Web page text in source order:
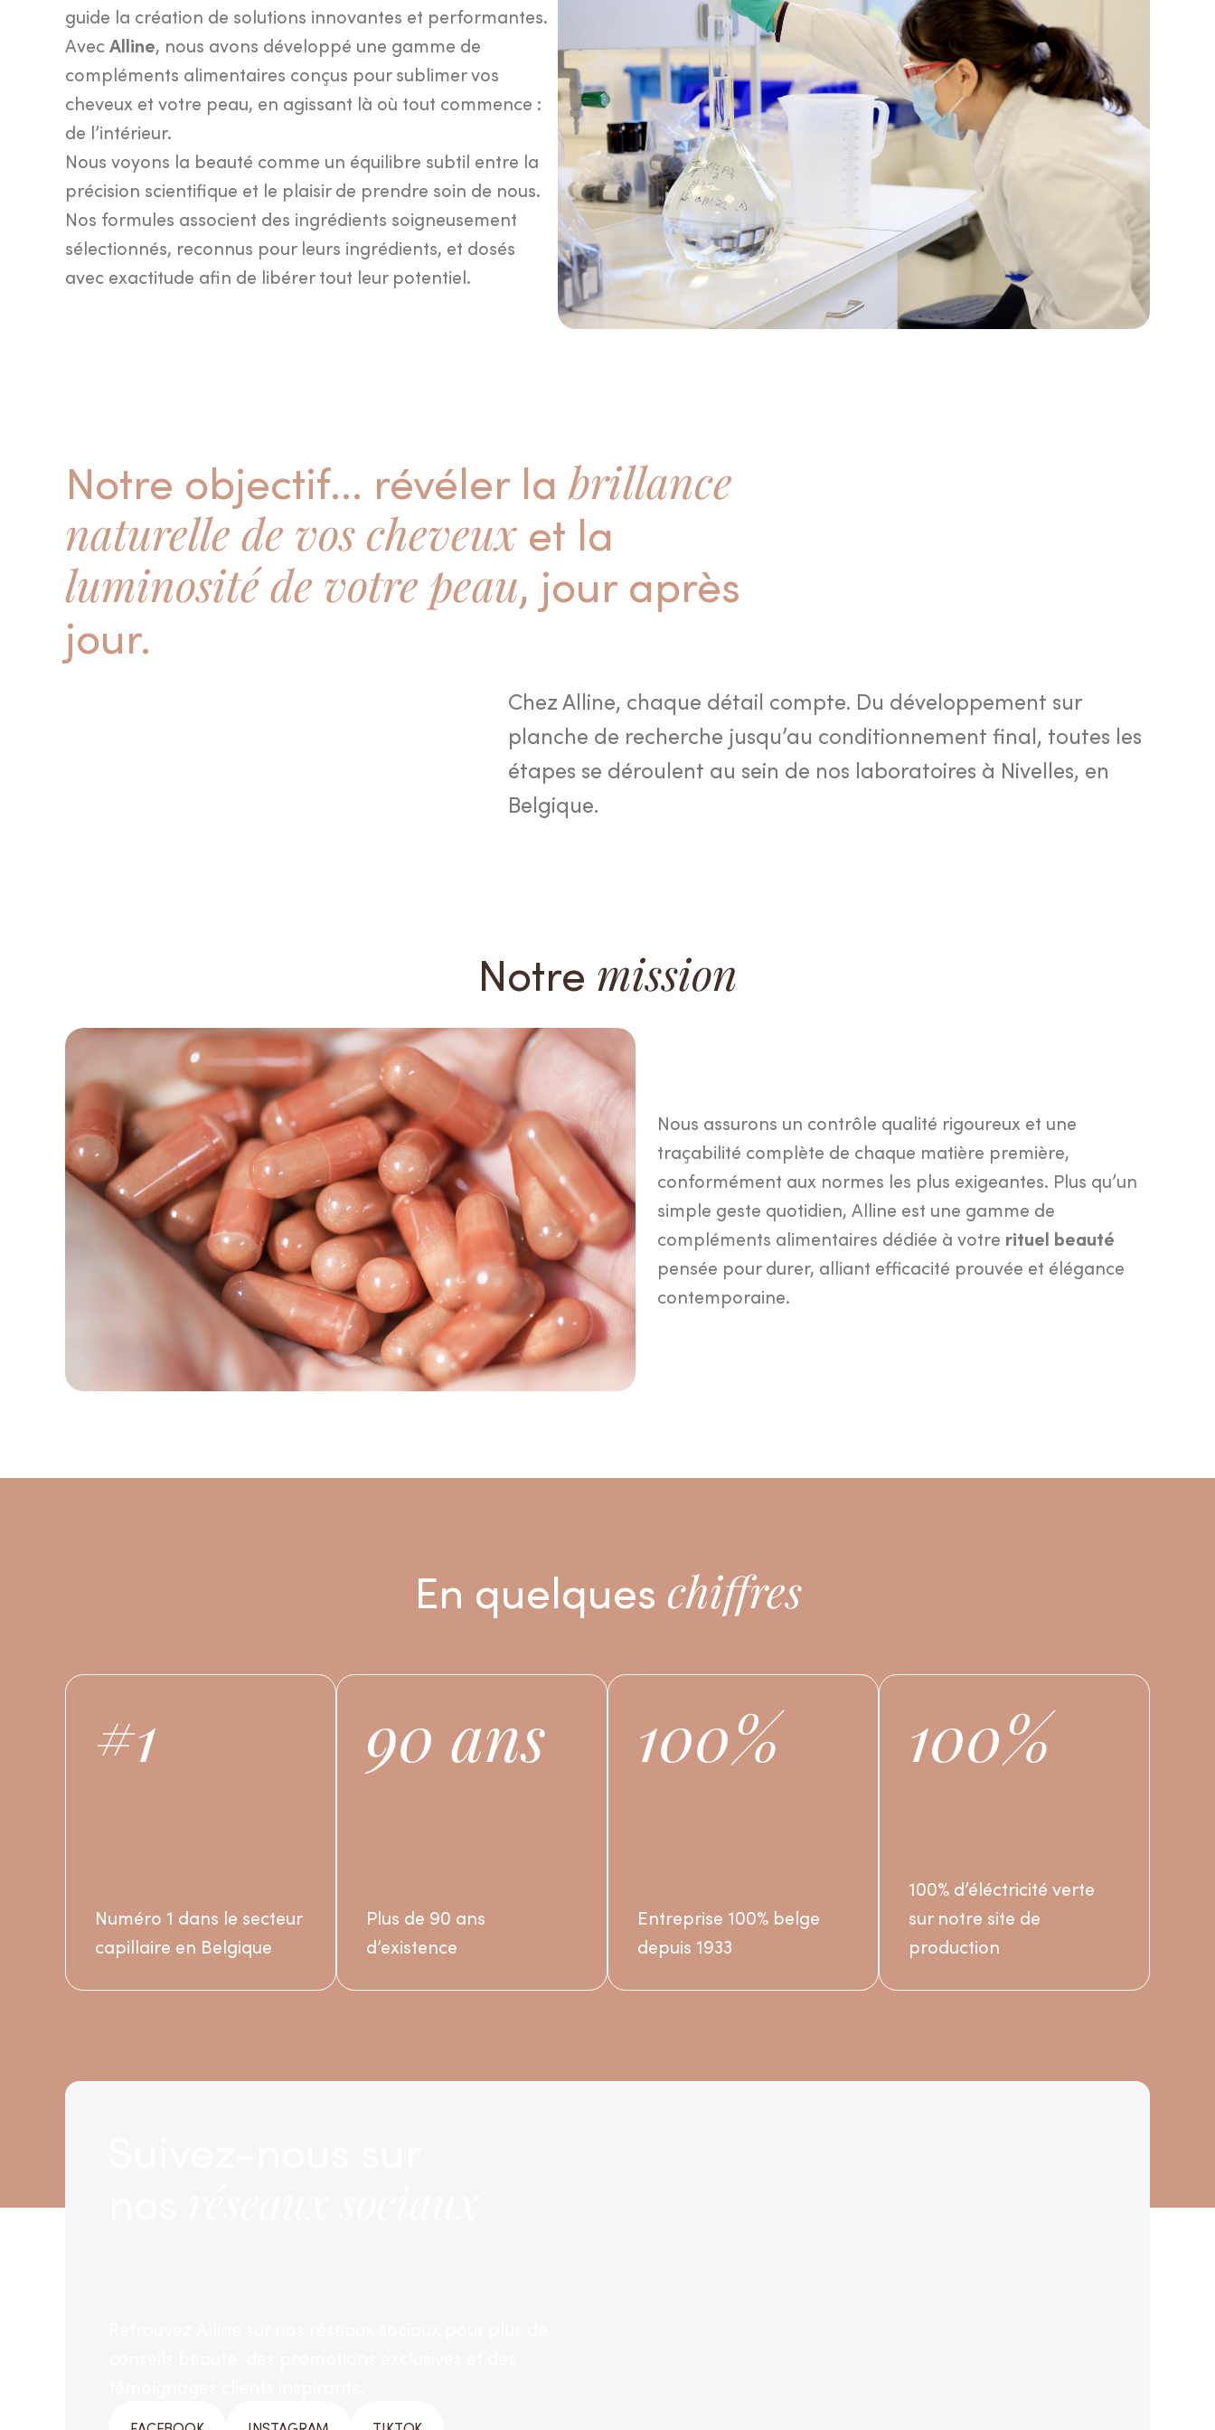
guide la création de solutions innovantes et performantes.
AvecAlline, nous avons développé une gamme de
compléments alimentaires conçus pour sublimer vos
cheveux et votre peau, en agissant là où tout commence :
de l’intérieur.
Nous voyons la beauté comme un équilibre subtil entre la
précision scientifique et le plaisir de prendre soin de nous.
Nos formules associent des ingrédients soigneusement
sélectionnés, reconnus pour leurs ingrédients, et dosés
avec exactitude afin de libérer tout leur potentiel.
Notre objectif... révéler la brillance
naturelle de vos cheveux et la
luminosité de votre peau, jour après
jour.
Chez Alline, chaque détail compte. Du développement sur
planche de recherche jusqu’au conditionnement final, toutes les
étapes se déroulent au sein de nos laboratoires à Nivelles, en
Belgique.
Notre mission
Nous assurons un contrôle qualité rigoureux et une
traçabilité complète de chaque matière première,
conformément aux normes les plus exigeantes. Plus qu’un
simple geste quotidien, Alline est une gamme de
compléments alimentaires dédiée à votre rituel beauté
pensée pour durer, alliant efficacité prouvée et élégance
contemporaine.
En quelques chiffres
#1
Numéro 1 dans le secteur
capillaire en Belgique
90 ans
Plus de 90 ans
d’existence
100%
Entreprise 100% belge
depuis 1933
100%
100% d’éléctricité verte
sur notre site de
production
Trouvez laformule
adaptéeà vos besoins et
faites le premier pas
vers votrerituel beauté.